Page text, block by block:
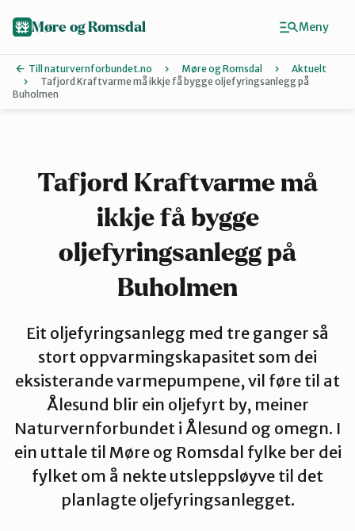
Kristiansund og Averøy
Molde
Ørsta og Volda
Rauma
Tingvoll
Møre og Romsdal
Till naturvernforbundet.no Møre og Romsdal
Aktuelt
Tafjord Kraftvarme må ikkje få bygge oljefyringsanlegg på
Buholmen
Tafjord Kraftvarme må
ikkje få bygge
oljefyringsanlegg på
Buholmen
Eit oljefyringsanlegg med tre ganger så
stort oppvarmingskapasitet som dei
eksisterande varmepumpene, vil føre til at
Ålesund blir ein oljefyrt by, meiner
Naturvernforbundet i Ålesund og omegn. I
ein uttale til Møre og Romsdal fylke ber dei
fylket om å nekte utsleppsløyve til det
planlagte oljefyringsanlegget.